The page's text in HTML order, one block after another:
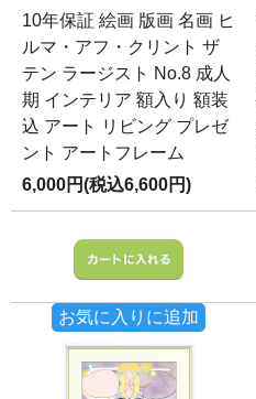
10年保証 絵画 版画 名画 ヒ
ルマ・アフ・クリント ザ
テン ラージスト No.8 成人
期 インテリア 額入り 額装
込 アート リビング プレゼ
ント アートフレーム
6,000円(税込6,600円)
お気に入りに追加